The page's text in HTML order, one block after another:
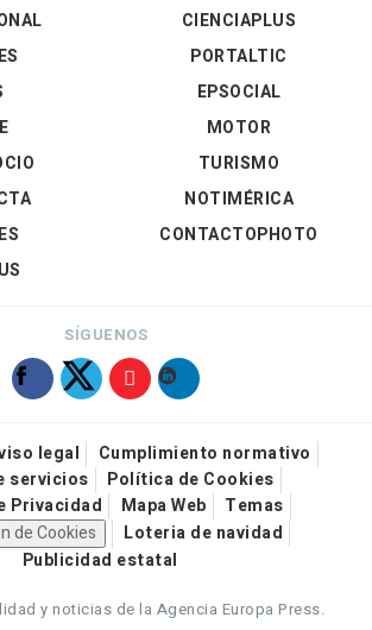
CIENCIAPLUS
PORTALTIC
EPSOCIAL
MOTOR
TURISMO
NOTIMÉRICA
CONTACTOPHOTO
SÍGUENOS
legal
Cumplimiento normativo
servicios
Política de Cookies
Privacidad
Mapa Web
Temas
de Cookies
Loteria de navidad
Publicidad estatal
y noticias de la Agencia Europa Press.